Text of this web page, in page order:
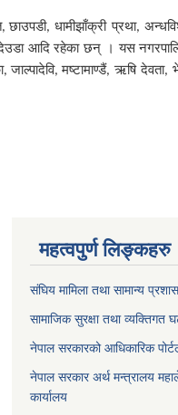
,छाउपडी,धामीझाँक्री प्रथा,
देउडा आदि रहेका छन् । यस
,जाल्पादेवि,मष्टामाण्डैं,ऋषि देवता,
महत्वपुर्ण लिङ्कहरु
संघिय मामिला तथा सामान्य
सामाजिक सुरक्षा तथा व्यक्तिगत
नेपाल सरकारको आधिकारिक
नेपाल सरकार अर्थ मन्त्रालय
कार्यालय